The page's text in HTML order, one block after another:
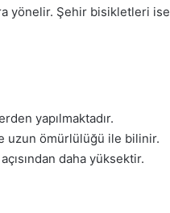
yönelir. Şehir bisikletleri ise
yapılmaktadır.
uzun ömürlülüğü ile bilinir.
daha yüksektir.